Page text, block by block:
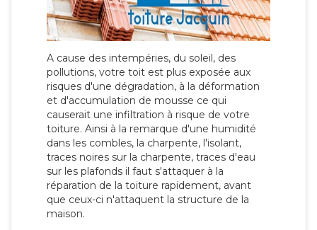
A cause des intempéries, du soleil, des
pollutions, votre toit est plus exposée aux
risques d'une dégradation, à la déformation
et d'accumulation de mousse ce qui
causerait une infiltration à risque de votre
toiture. Ainsi à la remarque d'une humidité
dans les combles, la charpente, l'isolant,
traces noires sur la charpente, traces d'eau
sur les plafonds il faut s'attaquer à la
réparation de la toiture rapidement, avant
que ceux-ci n'attaquent la structure de la
maison.